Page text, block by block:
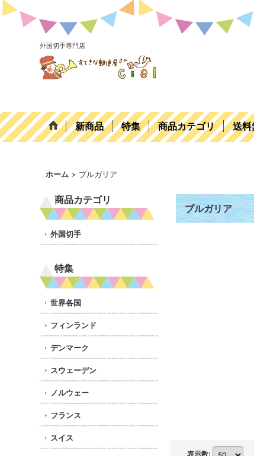
外国切手専門店
新商品 特集 商品カテゴリ 送料
ホーム > ブルガリア
商品カテゴリ
外国切手
特集
世界各国
フィンランド
デンマーク
スウェーデン
ノルウェー
フランス
スイス
ブルガリア
表示数: